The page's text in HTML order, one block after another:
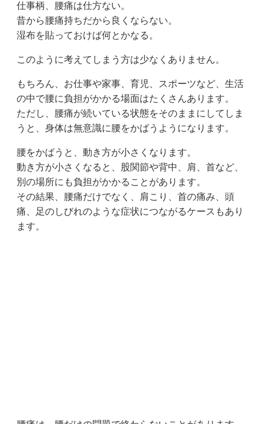
仕事柄、腰痛は仕方ない。
昔から腰痛持ちだから良くならない。
湿布を貼っておけば何とかなる。
このように考えてしまう方は少なくありません。
もちろん、お仕事や家事、育児、スポーツなど、生活
の中で腰に負担がかかる場面はたくさんあります。
ただし、腰痛が続いている状態をそのままにしてしま
うと、身体は無意識に腰をかばうようになります。
腰をかばうと、動き方が小さくなります。
動き方が小さくなると、股関節や背中、肩、首など、
別の場所にも負担がかかることがあります。
その結果、腰痛だけでなく、肩こり、首の痛み、頭
痛、足のしびれのような症状につながるケースもあり
ます。